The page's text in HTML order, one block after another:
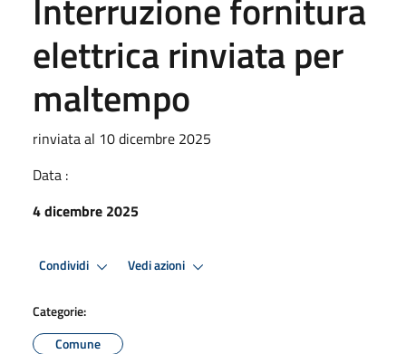
elettrica rinviata per
maltempo
rinviata al 10 dicembre 2025
Data :
4 dicembre 2025
Condividi Vedi azioni
Categorie:
Comune